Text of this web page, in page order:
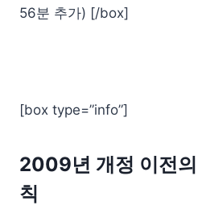
56분 추가) [/box]
[box type=”info”]
2009년 개정 이전의
칙